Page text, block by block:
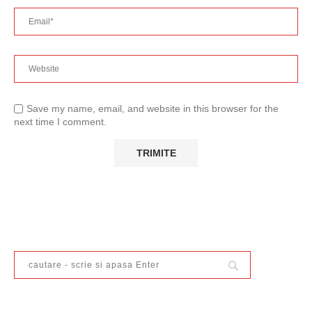
Save my name, email, and website in this browser for the
next time I comment.